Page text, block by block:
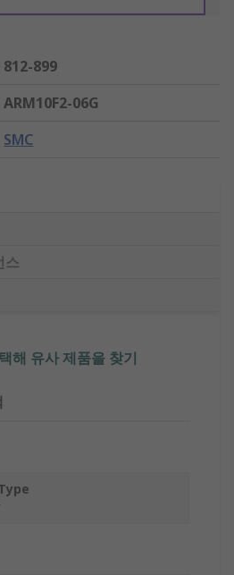
812-899
ARM10F2-06G
SMC
스
해 유사 제품을 찾기